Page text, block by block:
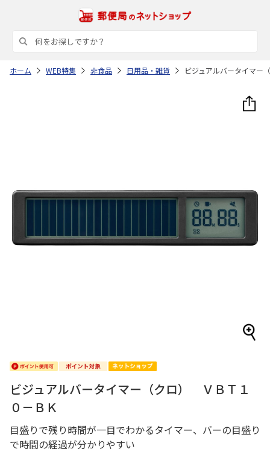
ホーム WEB特集 非食品 日用品・雑貨 ビジュアルバータイマ
ビジュアルバータイマー（クロ） ＶＢＴ１
０－ＢＫ
目盛りで残り時間が一目でわかるタイマー、バーの目盛り
で時間の経過が分かりやすい